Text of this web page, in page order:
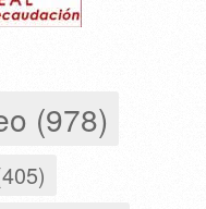
(978)